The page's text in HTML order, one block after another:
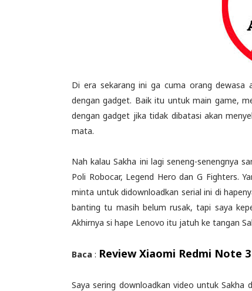
Di era sekarang ini ga cuma orang dewasa
dengan gadget. Baik itu untuk main game,
dengan gadget jika tidak dibatasi akan
mata.
Nah kalau Sakha ini lagi seneng-senengnya
Poli Robocar, Legend Hero dan G Fighters.
minta untuk didownloadkan serial ini di
banting tu masih belum rusak, tapi saya
Akhirnya si hape Lenovo itu jatuh ke tangan
Baca : Review Xiaomi Redmi Note
Saya sering downloadkan video untuk Sakha